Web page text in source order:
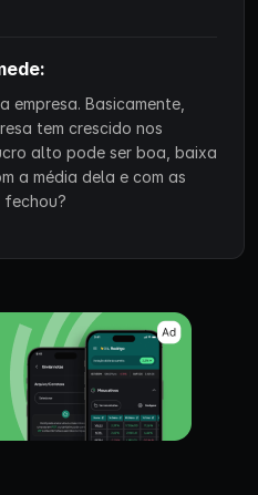
empresa. Basicamente,
tem crescido nos
alto pode ser boa, baixa
a média dela e com as
fechou?